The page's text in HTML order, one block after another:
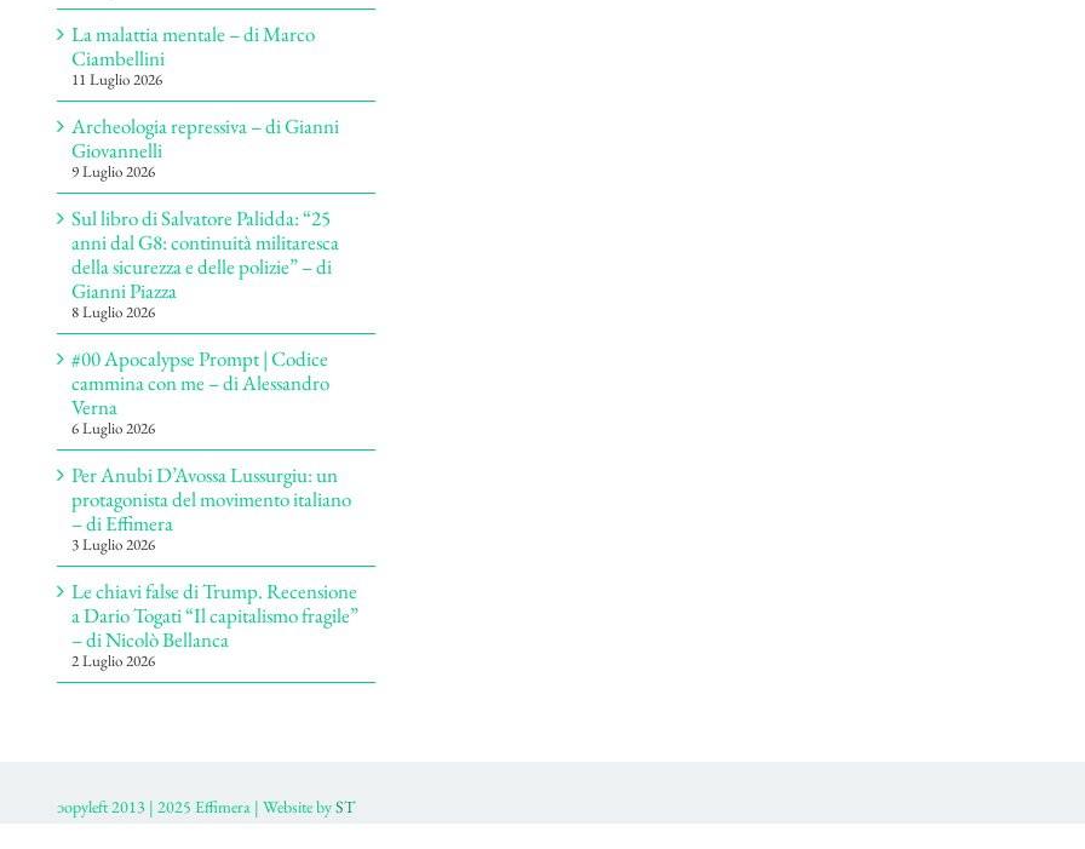
La malattia mentale – di Marco
Ciambellini
11 Luglio 2026
Archeologia repressiva – di Gianni
Giovannelli
9 Luglio 2026
Sul libro di Salvatore Palidda: “25
anni dal G8: continuità militaresca
della sicurezza e delle polizie” – di
Gianni Piazza
8 Luglio 2026
#00 Apocalypse Prompt | Codice
cammina con me – di Alessandro
Verna
6 Luglio 2026
Per Anubi D’Avossa Lussurgiu: un
protagonista del movimento italiano
– di Effimera
3 Luglio 2026
Le chiavi false di Trump. Recensione
a Dario Togati “Il capitalismo fragile”
– di Nicolò Bellanca
2 Luglio 2026
ɔopyleft 2013 | 2025 Effimera | Website byST